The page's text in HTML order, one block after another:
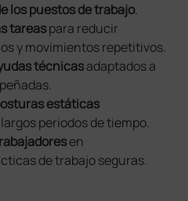
los puestos de trabajo.
tareaspara reducir
y movimientos repetitivos.
técnicasadaptados a
estáticas
periodos de tiempo.
en
de trabajo seguras.